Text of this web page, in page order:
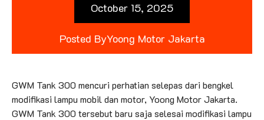
October 15, 2025
Posted ByYoong Motor Jakarta
GWM Tank 300 mencuri perhatian selepas dari bengkel
modifikasi lampu mobil dan motor, Yoong Motor Jakarta.
GWM Tank 300 tersebut baru saja selesai modifikasi lampu